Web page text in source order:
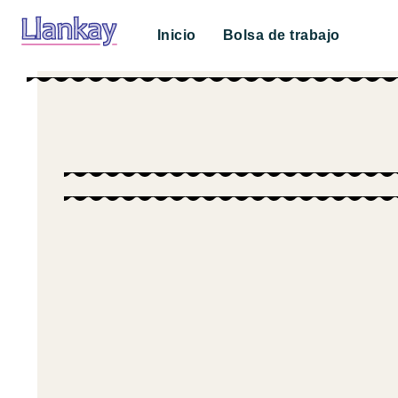
Inicio Bolsa de trabajo